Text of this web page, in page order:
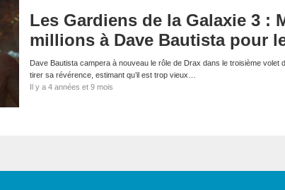
Les Gardiens de la Galaxie 3 :
millions à Dave Bautista pour
Dave Bautista campera à nouveau le rôle de Drax dans le troisième volet
tirer sa révérence, estimant qu’il est trop vieux…
Il y a 4 années et 9 mois